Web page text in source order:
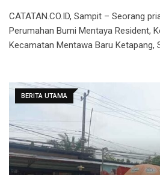
CATATAN.CO.ID, Sampit – Seorang
Perumahan Bumi Mentaya Resident,
Kecamatan Mentawa Baru Ketapang,
BERITA UTAMA